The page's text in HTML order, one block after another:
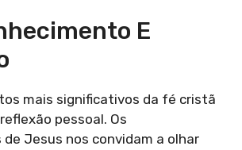
E
mais significativos da fé cristã
pessoal. Os
Jesus nos convidam a olhar